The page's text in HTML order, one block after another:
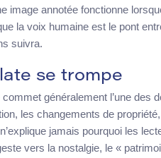
image annotée fonctionne
la voix humaine est le pont
suivra.
se trompe
commet généralement l’une
les changements de
jamais pourquoi les
vers la nostalgie, le «